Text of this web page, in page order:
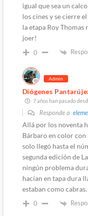
igual que sea un
los cines y se cierre
la etapa Roy Thomas
joer!
0
Admin
Diógenes
7 años han pasado
Responde a
Allá por los noventa
Bárbaro en color con
solo llegó hasta el
segunda edición de
ningún problema
hacían en tapa dura
estaban como cabras.
0